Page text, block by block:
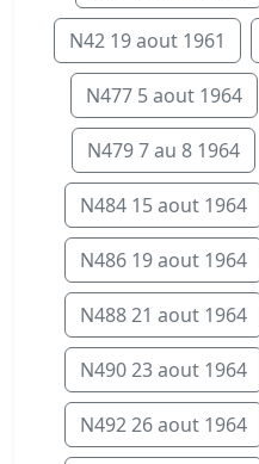
N42 19 aout 1961
N477 5 aout 1964
N479 7 au 8 1964
N484 15 aout 1964
N486 19 aout 1964
N488 21 aout 1964
N490 23 aout 1964
N492 26 aout 1964